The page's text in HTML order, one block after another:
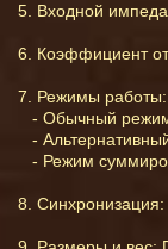
5. Входной
6. Коэффициент
7. Режимы работы:
- Обычный
-
- Режим
8.